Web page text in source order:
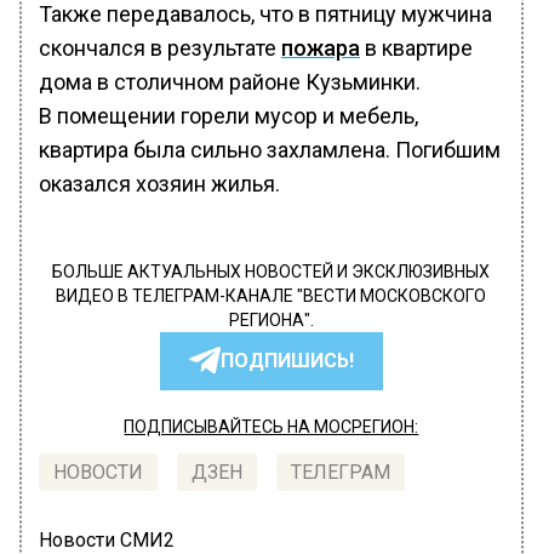
Также передавалось, что в пятницу мужчина
скончался в результате пожара в квартире
дома в столичном районе Кузьминки.
В помещении горели мусор и мебель,
квартира была сильно захламлена. Погибшим
оказался хозяин жилья.
БОЛЬШЕ АКТУАЛЬНЫХ НОВОСТЕЙ И ЭКСКЛЮЗИВНЫХ
ВИДЕО В ТЕЛЕГРАМ-КАНАЛЕ "ВЕСТИ МОСКОВСКОГО
РЕГИОНА".
ПОДПИШИСЬ!
ПОДПИСЫВАЙТЕСЬ НА МОСРЕГИОН:
НОВОСТИ ДЗЕН ТЕЛЕГРАМ
Новости СМИ2